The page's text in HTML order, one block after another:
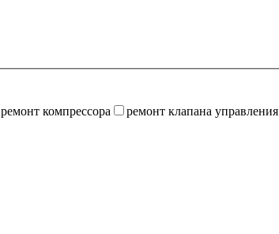
ремонт компрессора ремонт клапана управления